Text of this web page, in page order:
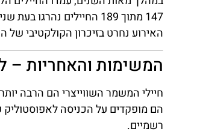
147 מתוך 189 החיילים
האירוע נחרט בזיכרון הקולקטיבי של
המשימות והאחריות –
חיילי המשמר השווייצרי הם הרבה
רשמיים.
טיסות
מציאת
טיסה זולה?
לחצו
פה!